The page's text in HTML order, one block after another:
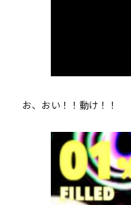
お、おい！！動け！！